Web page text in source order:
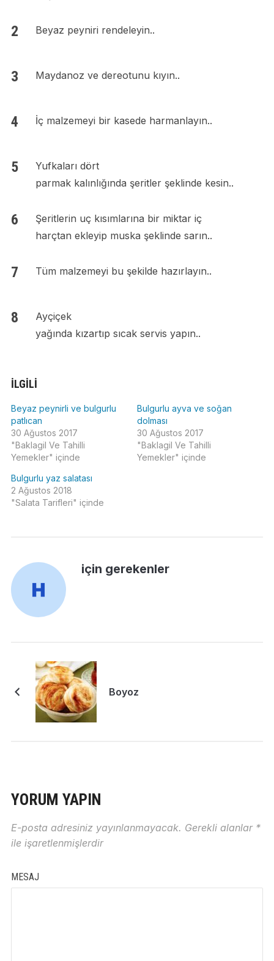
Beyaz peyniri rendeleyin..
Maydanoz ve dereotunu kıyın..
İç malzemeyi bir kasede harmanlayın..
Yufkaları dört
parmak kalınlığında şeritler şeklinde kesin..
Şeritlerin uç kısımlarına bir miktar iç
harçtan ekleyip muska şeklinde sarın..
Tüm malzemeyi bu şekilde hazırlayın..
Ayçiçek
yağında kızartıp sıcak servis yapın..
İLGILI
Beyaz peynirli ve bulgurlu
patlıcan
30 Ağustos 2017
"Baklagil Ve Tahilli
Yemekler" içinde
Bulgurlu ayva ve soğan
dolması
30 Ağustos 2017
"Baklagil Ve Tahilli
Yemekler" içinde
Bulgurlu yaz salatası
2 Ağustos 2018
"Salata Tarifleri" içinde
için gerekenler
Boyoz
YORUM YAPIN
E-posta adresiniz yayınlanmayacak. Gerekli alanlar *
ile işaretlenmişlerdir
MESAJ